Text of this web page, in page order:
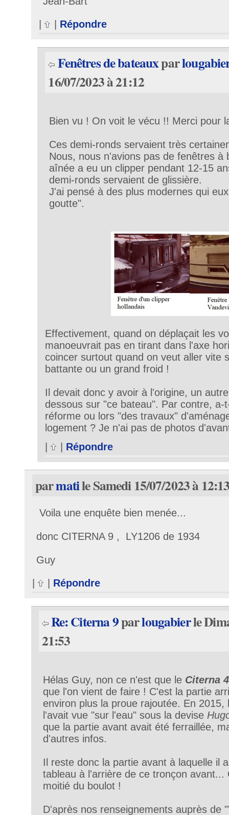
Répondre
Fenêtres de bateauxpar
16/07/2023 à 21:12
Bien vu ! On voit le vécu !! Merci pour
Ces demi-ronds servaient très
Nous, nous n'avions pas de fenêtres à
aînée a eu un clipper pendant 12-15
demi-ronds servaient de glissière.
J'ai pensé à des plus modernes qui
goutte".
Effectivement, quand on déplaçait les
manoeuvrait pas en tirant dans l'axe
coincer surtout quand on veut aller vite
battante ou un grand froid !
Il devait donc y avoir à l'origine, un
dessous sur "ce bateau". Par contre, a-
réforme ou lors "des travaux"
logement ? Je n'ai pas de photos
|
Répondre
parmatile Samedi 15/07/2023 à
Voila une enquête bien menée...
donc CITERNA 9 , LY1206 de 1934
Guy
Répondre
Re: Citerna 9parlougabierle
21:53
Hélas Guy, non ce n'est que le Citerna
que l'on vient de faire ! C'est la partie
environ plus la proue rajoutée. En 2015,
l'avait vue "sur l'eau" sous la devise
que la partie avant avait été ferraillée,
d'autres infos.
Il reste donc la partie avant à laquelle il
tableau à l'arrière de ce tronçon avant...
moitié du boulot !
D'après nos renseignements auprès de